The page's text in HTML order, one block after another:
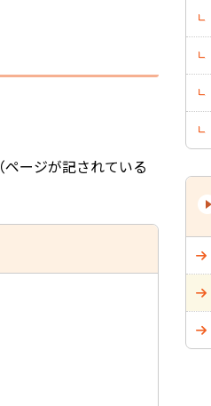
ージが記されている